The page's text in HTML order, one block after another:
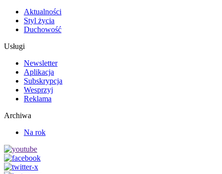
Aktualności
Styl życia
Duchowość
Usługi
Newsletter
Aplikacja
Subskrypcja
Wesprzyj
Reklama
Archiwa
Na rok